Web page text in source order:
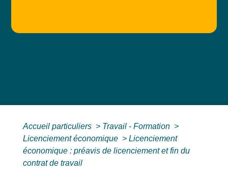
Accueil particuliers > Travail - Formation >
Licenciement économique > Licenciement
économique : préavis de licenciement et fin du
contrat de travail